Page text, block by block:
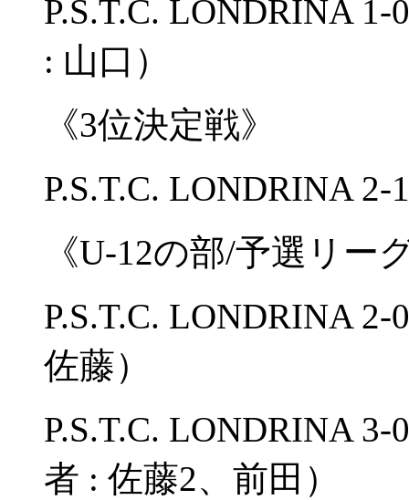
P.S.T.C. LONDRINA
: 山口）
《3位決定戦》
P.S.T.C. LONDRINA
《U-12の部/予選リー
P.S.T.C. LONDRINA
佐藤）
P.S.T.C. LONDRINA
者 : 佐藤2、前田）